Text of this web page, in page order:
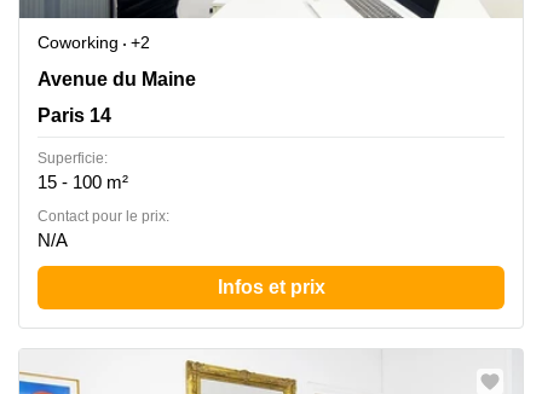
Coworking
+2
149, avenue du Maine, Paris 14
Avenue du Maine
Paris 14
Superficie:
15 - 100 m²
Contact pour le prix:
N/A
Infos et prix